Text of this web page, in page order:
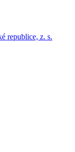
republice, z. s.